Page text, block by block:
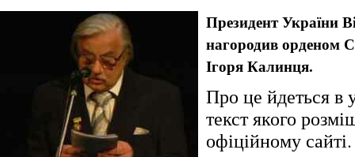
Президент України
нагородив орденом
Ігоря Калинця.
Про це йдеться в
текст якого
офіційному сайті.